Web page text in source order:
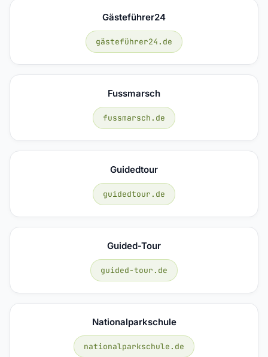
Gästeführer24
gästeführer24.de
Fussmarsch
fussmarsch.de
Guidedtour
guidedtour.de
Guided-Tour
guided-tour.de
Nationalparkschule
nationalparkschule.de